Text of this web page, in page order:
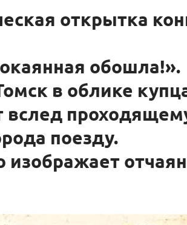
открытка
обошла!».
в облике
вслед
поезду.
изображает